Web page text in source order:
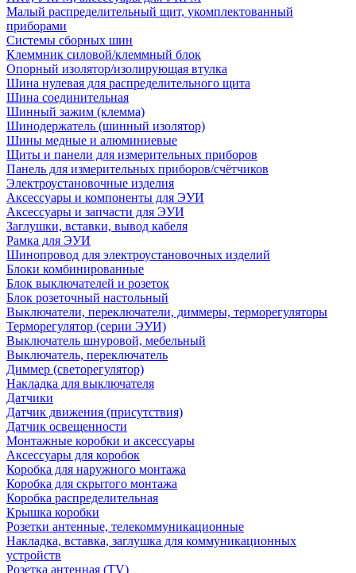
Малый распределительный щит, укомплектованный
приборами
Системы сборных шин
Клеммник силовой/клеммный блок
Опорный изолятор/изолирующая втулка
Шина нулевая для распределительного щита
Шина соединительная
Шинный зажим (клемма)
Шинодержатель (шинный изолятор)
Шины медные и алюминиевые
Щиты и панели для измерительных приборов
Панель для измерительных приборов/счётчиков
Электроустановочные изделия
Аксессуары и компоненты для ЭУИ
Аксессуары и запчасти для ЭУИ
Заглушки, вставки, вывод кабеля
Рамка для ЭУИ
Шинопровод для электроустановочных изделий
Блоки комбинированные
Блок выключателей и розеток
Блок розеточный настольный
Выключатели, переключатели, диммеры, терморегуляторы
Терморегулятор (серии ЭУИ)
Выключатель шнуровой, мебельный
Выключатель, переключатель
Диммер (светорегулятор)
Накладка для выключателя
Датчики
Датчик движения (присутствия)
Датчик освещенности
Монтажные коробки и аксессуары
Аксессуары для коробок
Коробка для наружного монтажа
Коробка для скрытого монтажа
Коробка распределительная
Крышка коробки
Розетки антенные, телекоммуникационные
Накладка, вставка, заглушка для коммуникационных
устройств
Розетка антенная (TV)